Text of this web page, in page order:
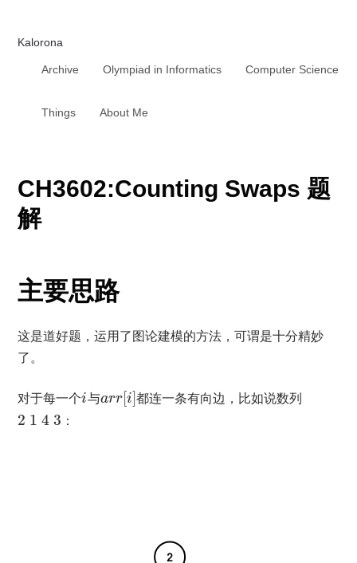
Kalorona
Archive Olympiad in Informatics Computer Science
Things About Me
CH3602:Counting Swaps 题
解
主要思路
这是道好题，运用了图论建模的方法，可谓是十分精妙
了。
对于每一个i与arr[i]都连一条有向边，比如说数列
2 1 4 3 ：